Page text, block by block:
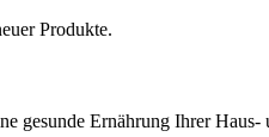
Produkte.
gesunde Ernährung Ihrer